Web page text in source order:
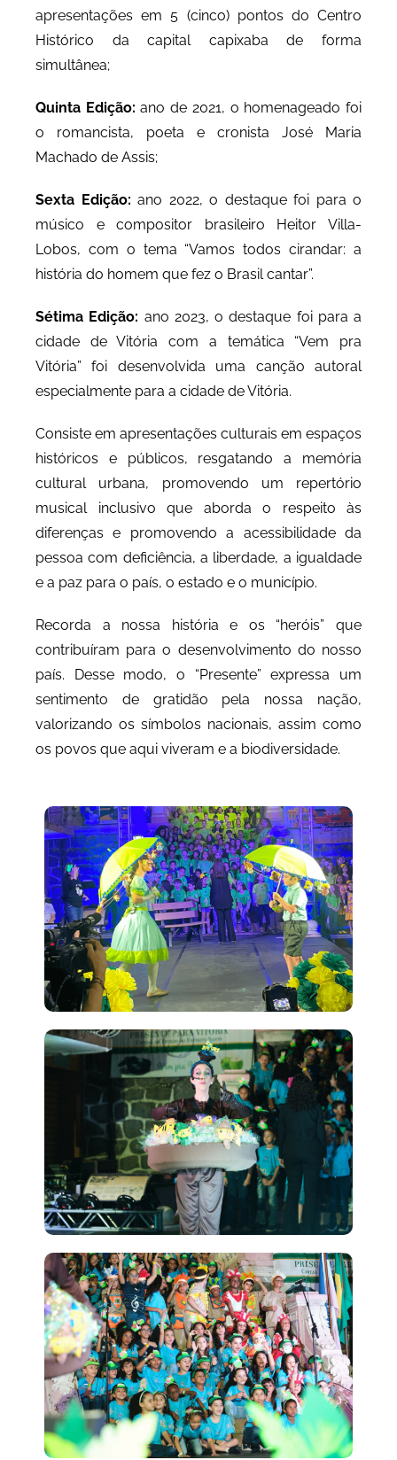
apresentações em 5 (cinco) pontos do Centro
Histórico da capital capixaba de forma
simultânea;
Quinta Edição: ano de 2021, o homenageado foi
o romancista, poeta e cronista José Maria
Machado de Assis;
Sexta Edição: ano 2022, o destaque foi para o
músico e compositor brasileiro Heitor Villa-
Lobos, com o tema “Vamos todos cirandar: a
história do homem que fez o Brasil cantar”.
Sétima Edição: ano 2023, o destaque foi para a
cidade de Vitória com a temática “Vem pra
Vitória” foi desenvolvida uma canção autoral
especialmente para a cidade de Vitória.
Consiste em apresentações culturais em espaços
históricos e públicos, resgatando a memória
cultural urbana, promovendo um repertório
musical inclusivo que aborda o respeito às
diferenças e promovendo a acessibilidade da
pessoa com deficiência, a liberdade, a igualdade
e a paz para o país, o estado e o município.
Recorda a nossa história e os “heróis” que
contribuíram para o desenvolvimento do nosso
país. Desse modo, o “Presente” expressa um
sentimento de gratidão pela nossa nação,
valorizando os símbolos nacionais, assim como
os povos que aqui viveram e a biodiversidade.